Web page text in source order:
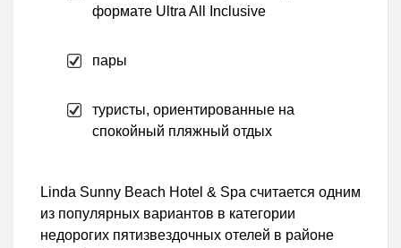
формате Ultra All Inclusive
пары
туристы, ориентированные на
спокойный пляжный отдых
Linda Sunny Beach Hotel & Spa считается одним
из популярных вариантов в категории
недорогих пятизвездочных отелей в районе